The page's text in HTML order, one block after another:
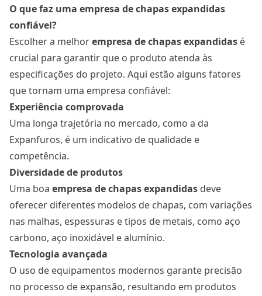
O que faz uma empresa de chapas expandidas
confiável?
Escolher a melhorempresa de chapas expandidas é
crucial para garantir que o produto atenda às
especificações do projeto. Aqui estão alguns fatores
que tornam uma empresa confiável:
Experiência comprovada
Uma longa trajetória no mercado, como a da
Expanfuros, é um indicativo de qualidade e
competência.
Diversidade de produtos
Uma boa empresa de chapas expandidas deve
oferecer diferentes modelos de chapas, com variações
nas malhas, espessuras e tipos de metais, como aço
carbono, aço inoxidável e alumínio.
Tecnologia avançada
O uso de equipamentos modernos garante precisão
no processo de expansão, resultando em produtos